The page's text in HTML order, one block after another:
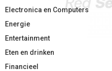
Electronica en Computers
Energie
Entertainment
Eten en drinken
Financieel